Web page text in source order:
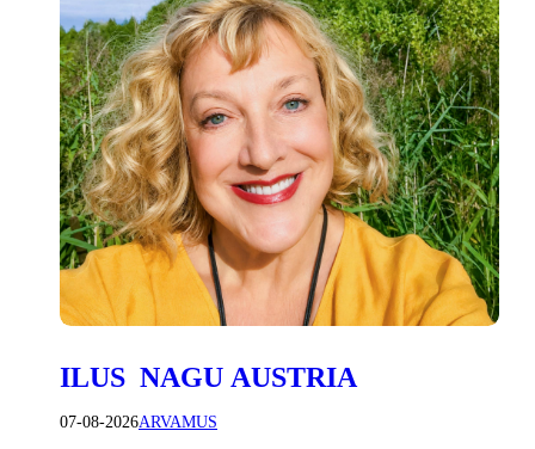
ILUS NAGU AUSTRIA
07-08-2026ARVAMUS